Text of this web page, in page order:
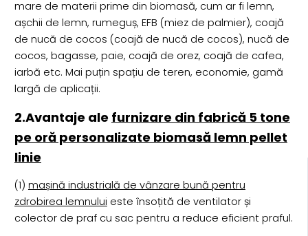
mare de materii prime din biomasă, cum ar fi lemn,
așchii de lemn, rumeguș, EFB (miez de palmier), coajă
de nucă de cocos (coajă de nucă de cocos), nucă de
cocos, bagasse, paie, coajă de orez, coajă de cafea,
iarbă etc. Mai puțin spațiu de teren, economie, gamă
largă de aplicații.
2.Avantaje ale furnizare din fabrică 5 tone
pe oră personalizate biomasă lemn pellet
linie
(1) mașină industrială de vânzare bună pentru
zdrobirea lemnului este însoțită de ventilator și
colector de praf cu sac pentru a reduce eficient praful.